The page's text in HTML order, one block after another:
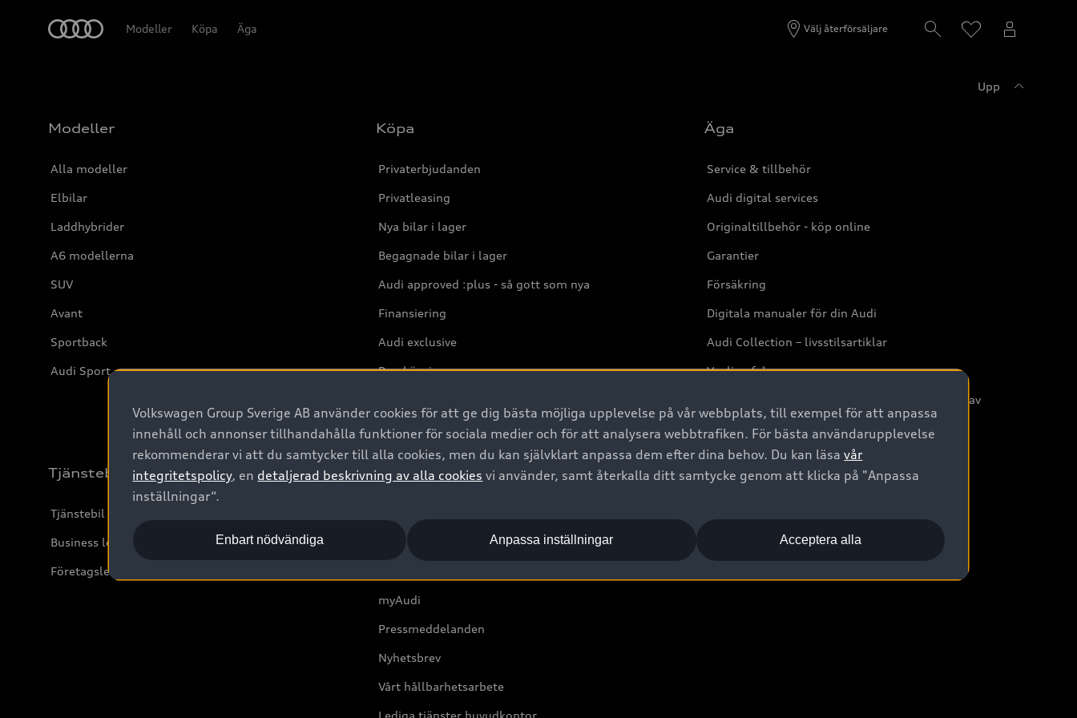
Modeller Köpa Äga Välj återförsäljare
Upp
Modeller
Alla modeller
Elbilar
Laddhybrider
A6 modellerna
SUV
Avant
Sportback
Audi Sport
Köpa
Privaterbjudanden
Privatleasing
Nya bilar i lager
Begagnade bilar i lager
Audi approved :plus - så gott som nya
Finansiering
Audi exclusive
Provkörning
Äga
Service & tillbehör
Audi digital services
Originaltillbehör - köp online
Garantier
Försäkring
Digitala manualer för din Audi
Audi Collection – livsstilsartiklar
Vanliga frågor
2G/3G nätet stängs ned - Hur påverkas min bil av
detta?
Tjänstebil
Tjänstebil
Business lease online
Företagsleasing
Om Audi Sverige
Boka Service online
myAudi
Pressmeddelanden
Nyhetsbrev
Vårt hållbarhetsarbete
Lediga tjänster huvudkontor
Volkswagen Group Sverige AB använder cookies för att ge dig bästa möjliga upplevelse på vår webbplats, till exempel för att anpassa
innehåll och annonser tillhandahålla funktioner för sociala medier och för att analysera webbtrafiken. För bästa användarupplevelse
rekommenderar vi att du samtycker till alla cookies, men du kan självklart anpassa dem efter dina behov. Du kan läsavår
integritetspolicy, en detaljerad beskrivning av alla cookies vi använder, samt återkalla ditt samtycke genom att klicka på "Anpassa
inställningar“.
Acceptera alla
Enbart nödvändiga Anpassa inställningar